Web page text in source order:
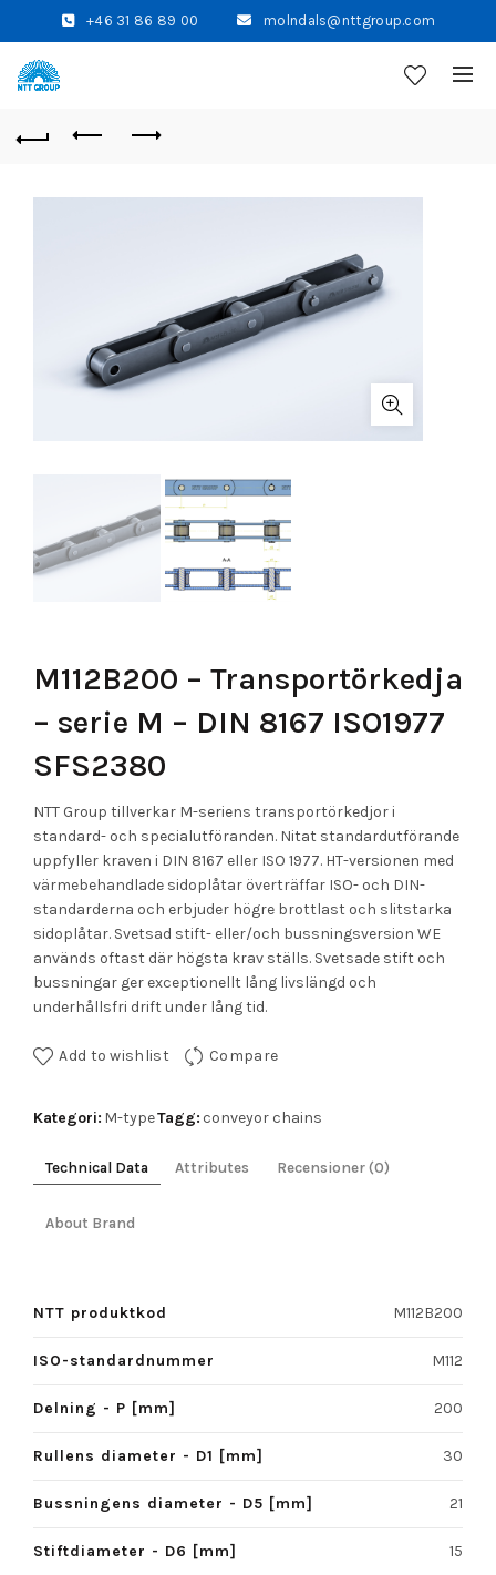
+46 31 86 89 00 molndals@nttgroup.com
M112B200 – Transportörkedja
– serie M – DIN 8167 ISO1977
SFS2380
NTT Group tillverkar M-seriens transportörkedjor i
standard- och specialutföranden. Nitat standardutförande
uppfyller kraven i DIN 8167 eller ISO 1977. HT-versionen med
värmebehandlade sidoplåtar överträffar ISO- och DIN-
standarderna och erbjuder högre brottlast och slitstarka
sidoplåtar. Svetsad stift- eller/och bussningsversion WE
används oftast där högsta krav ställs. Svetsade stift och
bussningar ger exceptionellt lång livslängd och
underhållsfri drift under lång tid.
Add to wishlist Compare
Kategori: M-typeTagg: conveyor chains
Technical Data Attributes Recensioner (0)
About Brand
NTT produktkod M112B200
ISO-standardnummer M112
Delning - P [mm] 200
Rullens diameter - D1 [mm] 30
Bussningens diameter - D5 [mm] 21
Stiftdiameter - D6 [mm] 15